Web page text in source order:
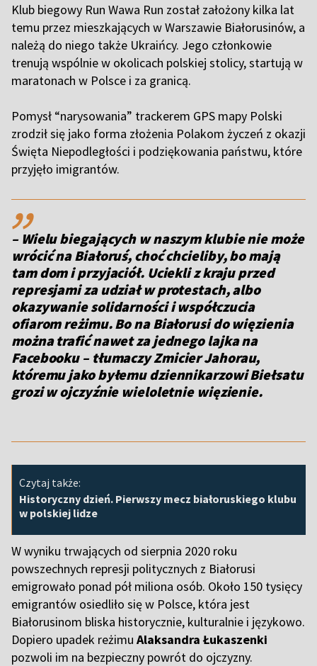
Klub biegowy Run Wawa Run został założony kilka lat
temu przez mieszkających w Warszawie Białorusinów, a
należą do niego także Ukraińcy. Jego członkowie
trenują wspólnie w okolicach polskiej stolicy, startują w
maratonach w Polsce i za granicą.
Pomysł “narysowania” trackerem GPS mapy Polski
zrodził się jako forma złożenia Polakom życzeń z okazji
Święta Niepodległości i podziękowania państwu, które
przyjęło imigrantów.
,,
– Wielu biegających w naszym klubie nie może
wrócić na Białoruś, choć chcieliby, bo mają
tam dom i przyjaciół. Uciekli z kraju przed
represjami za udział w protestach, albo
okazywanie solidarności i współczucia
ofiarom reżimu. Bo na Białorusi do więzienia
można trafić nawet za jednego lajka na
Facebooku – tłumaczy Zmicier Jahorau,
któremu jako byłemu dziennikarzowi Biełsatu
grozi w ojczyźnie wieloletnie więzienie.
Czytaj także:
Historyczny dzień. Pierwszy mecz białoruskiego klubu
w polskiej lidze
W wyniku trwających od sierpnia 2020 roku
powszechnych represji politycznych z Białorusi
emigrowało ponad pół miliona osób. Około 150 tysięcy
emigrantów osiedliło się w Polsce, która jest
Białorusinom bliska historycznie, kulturalnie i językowo.
Dopiero upadek reżimu Alaksandra Łukaszenki
pozwoli im na bezpieczny powrót do ojczyzny.